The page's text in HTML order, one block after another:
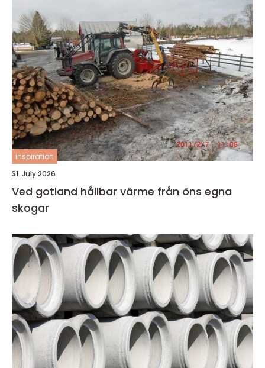
inspiration
31. July 2026
Ved gotland hållbar värme från öns egna
skogar